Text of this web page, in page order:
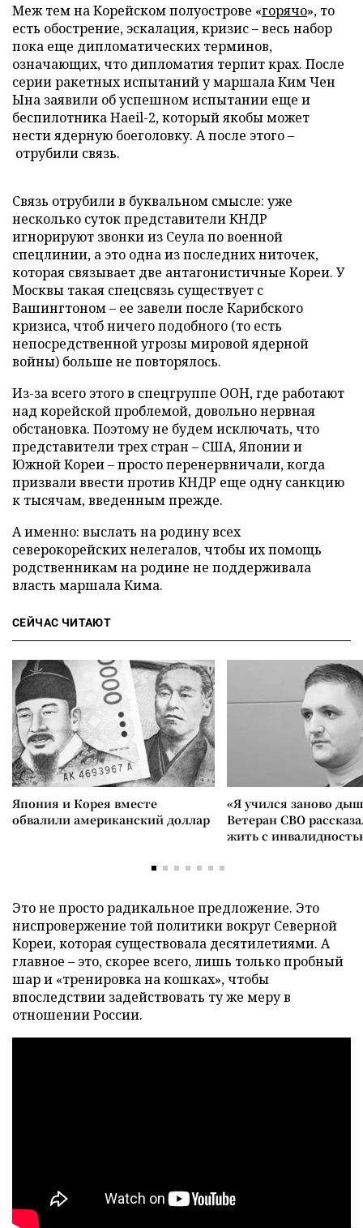
Меж тем на Корейском полуострове «горячо», то
есть обострение, эскалация, кризис – весь набор
пока еще дипломатических терминов,
означающих, что дипломатия терпит крах. После
серии ракетных испытаний у маршала Ким Чен
Ына заявили об успешном испытании еще и
беспилотника Haeil-2, который якобы может
нести ядерную боеголовку. А после этого –
отрубили связь.
Связь отрубили в буквальном смысле: уже
несколько суток представители КНДР
игнорируют звонки из Сеула по военной
спецлинии, а это одна из последних ниточек,
которая связывает две антагонистичные Кореи. У
Москвы такая спецсвязь существует с
Вашингтоном – ее завели после Карибского
кризиса, чтоб ничего подобного (то есть
непосредственной угрозы мировой ядерной
войны) больше не повторялось.
Из-за всего этого в спецгруппе ООН, где работают
над корейской проблемой, довольно нервная
обстановка. Поэтому не будем исключать, что
представители трех стран – США, Японии и
Южной Кореи – просто перенервничали, когда
призвали ввести против КНДР еще одну санкцию
к тысячам, введенным прежде.
А именно: выслать на родину всех
северокорейских нелегалов, чтобы их помощь
родственникам на родине не поддерживала
власть маршала Кима.
СЕЙЧАС ЧИТАЮТ
Япония и Корея вместе
обвалили американский доллар
«Я учился заново
Ветеран СВО
жить с
Это не просто радикальное предложение. Это
ниспровержение той политики вокруг Северной
Кореи, которая существовала десятилетиями. А
главное – это, скорее всего, лишь только пробный
шар и «тренировка на кошках», чтобы
впоследствии задействовать ту же меру в
отношении России.